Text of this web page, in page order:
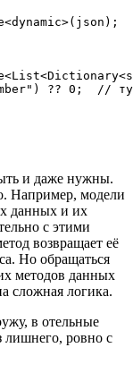
?? 0;  // тут
и даже нужны.
Например, модели
данных и их
с этими
возвращает её
Но обращаться
методов данных
сложная логика.
в отельные
лишнего, ровно с